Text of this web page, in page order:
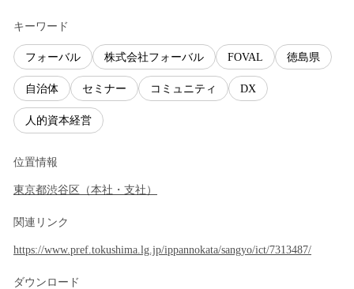
キーワード
フォーバル 株式会社フォーバル FOVAL 徳島県
自治体 セミナー コミュニティ DX
人的資本経営
位置情報
東京都渋谷区 （本社・支社 ）
関連リンク
https://www.pref.tokushima.lg.jp/ippannokata/sangyo/ict/7313487/
ダウンロード